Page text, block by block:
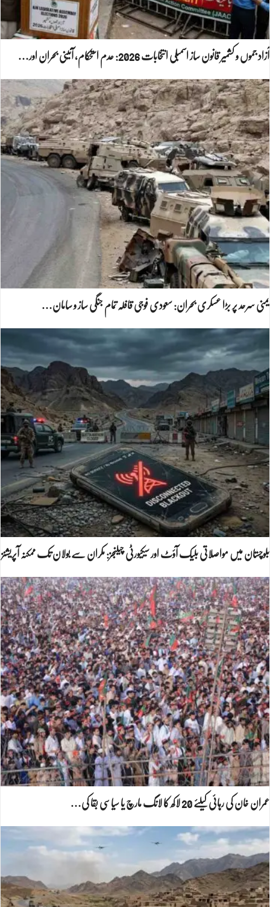
آزاد جموں و کشمیر قانون ساز اسمبلی انتخابات 2026: عدم استحکام، آئینی بحران اور…
یمنی سرحد پر بڑا عسکری بحران: سعودی فوجی قافلہ تمام جنگی ساز و سامان…
بلوچستان میں مواصلاتی بلیک آؤٹ اور سیکیورٹی چیلنجز: مکران سے بولان تک ممکنہ آپریشنز
عمران خان کی رہائی کیلئے 20 لاکھ کا لانگ مارچ یا سیاسی بقا کی…